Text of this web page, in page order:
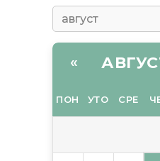
«
ПОН УТО СРЕ